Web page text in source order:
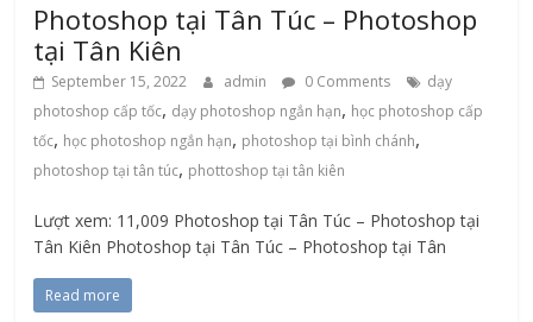
Photoshop tại Tân Túc – Photoshop
tại Tân Kiên
September 15, 2022 admin 0 Comments
dạy
photoshop cấp tốc, dạy photoshop ngắn hạn, học photoshop cấp
tốc, học photoshop ngắn hạn, photoshop tại bình chánh,
photoshop tại tân túc, phottoshop tại tân kiên
Lượt xem: 11,009 Photoshop tại Tân Túc – Photoshop tại
Tân Kiên Photoshop tại Tân Túc – Photoshop tại Tân
Read more